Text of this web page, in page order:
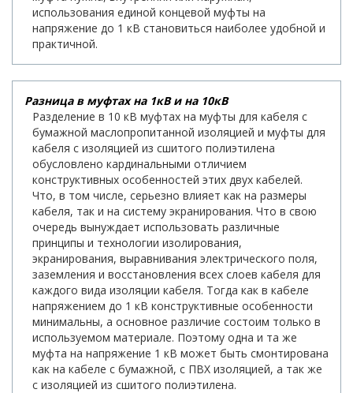
использования единой концевой муфты на
напряжение до 1 кВ становиться наиболее удобной и
практичной.
Разница в муфтах на 1кВ и на 10кВ
Разделение в 10 кВ муфтах на муфты для кабеля с
бумажной маслопропитанной изоляцией и муфты для
кабеля с изоляцией из сшитого полиэтилена
обусловлено кардинальными отличием
конструктивных особенностей этих двух кабелей.
Что, в том числе, серьезно влияет как на размеры
кабеля, так и на систему экранирования. Что в свою
очередь вынуждает использовать различные
принципы и технологии изолирования,
экранирования, выравнивания электрического поля,
заземления и восстановления всех слоев кабеля для
каждого вида изоляции кабеля. Тогда как в кабеле
напряжением до 1 кВ конструктивные особенности
минимальны, а основное различие состоим только в
используемом материале. Поэтому одна и та же
муфта на напряжение 1 кВ может быть смонтирована
как на кабеле с бумажной, с ПВХ изоляцией, а так же
с изоляцией из сшитого полиэтилена.